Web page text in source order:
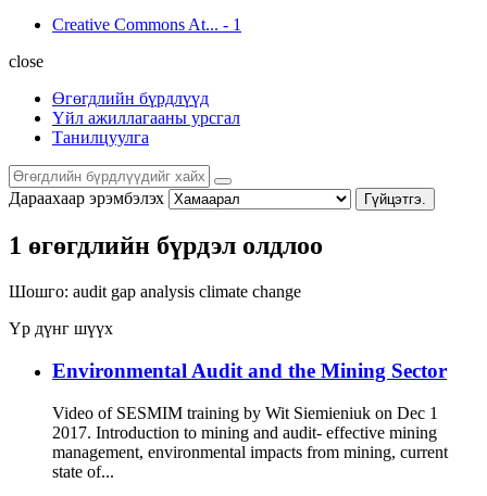
Creative Commons At... - 1
close
Өгөгдлийн бүрдлүүд
Үйл ажиллагааны урсгал
Танилцуулга
Дараахаар эрэмбэлэх Гүйцэтгэ.
1 өгөгдлийн бүрдэл олдлоо
Шошго: audit gap analysis climate change
Үр дүнг шүүх
Environmental Audit and the Mining Sector
Video of SESMIM training by Wit Siemieniuk on Dec 1
2017. Introduction to mining and audit- effective mining
management, environmental impacts from mining, current
state of...